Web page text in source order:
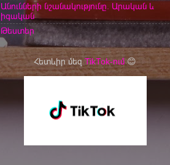
Անունների նշանակությունը. Արական և
իգական
Թեստեր
Հետևիր մեզ TikTok-ում😊